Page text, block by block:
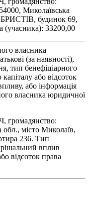
Миколаївська
будинок 69,
(учасника): 33200,00
власника
(за наявності),
тип бенефіціарного
або відсоток
або інформація
власника юридичної
обл., місто Миколаїв,
236. Тип
вплив
відсоток права